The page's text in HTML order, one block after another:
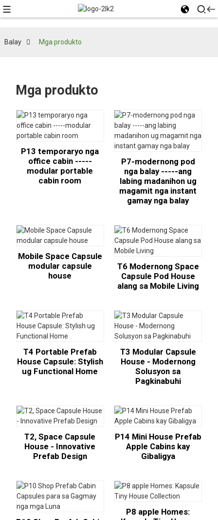
Balay Mga produkto
Mga produkto
P13 temporaryo nga
office cabin -----
modular portable
cabin room
P7-modernong pod
nga balay -----ang
labing madanihon ug
magamit nga instant
gamay nga balay
Mobile Space Capsule
modular capsule
house
T6 Modernong Space
Capsule Pod House
alang sa Mobile Living
T4 Portable Prefab
House Capsule: Stylish
ug Functional Home
T3 Modular Capsule
House - Modernong
Solusyon sa
Pagkinabuhi
T2, Space Capsule
House - Innovative
Prefab Design
P14 Mini House Prefab
Apple Cabins kay
Gibaligya
P8 apple Homes: